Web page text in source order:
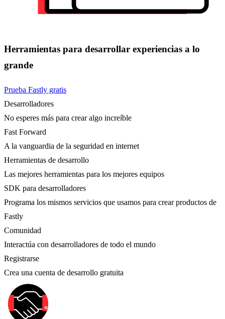
Herramientas para desarrollar experiencias a lo
grande
Prueba Fastly gratis
Desarrolladores
No esperes más para crear algo increíble
Fast Forward
A la vanguardia de la seguridad en internet
Herramientas de desarrollo
Las mejores herramientas para los mejores equipos
SDK para desarrolladores
Programa los mismos servicios que usamos para crear productos de
Fastly
Comunidad
Interactúa con desarrolladores de todo el mundo
Registrarse
Crea una cuenta de desarrollo gratuita